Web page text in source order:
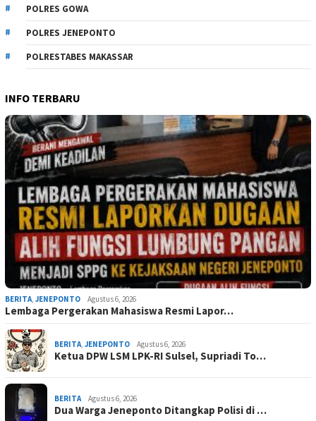
POLRES GOWA
POLRES JENEPONTO
POLRESTABES MAKASSAR
INFO TERBARU
BERITA, JENEPONTO Agustus 6, 2026
Lembaga Pergerakan Mahasiswa Resmi Lapor…
BERITA, JENEPONTO Agustus 6, 2026
Ketua DPW LSM LPK-RI Sulsel, Supriadi To…
BERITA Agustus 6, 2026
Dua Warga Jeneponto Ditangkap Polisi di …